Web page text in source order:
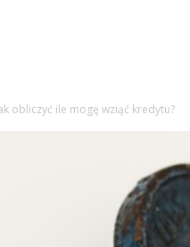
obliczyć ile mogę wziąć kredytu?